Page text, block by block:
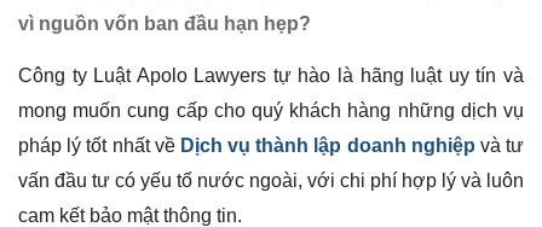
vì nguồn vốn ban đầu hạn hẹp?
Công ty Luật Apolo Lawyers tự hào là hãng luật uy tín và
mong muốn cung cấp cho quý khách hàng những dịch vụ
pháp lý tốt nhất về Dịch vụthành lập doanh nghiệp và tư
vấn đầu tư có yếu tố nước ngoài, với chi phí hợp lý và luôn
cam kết bảo mật thông tin.